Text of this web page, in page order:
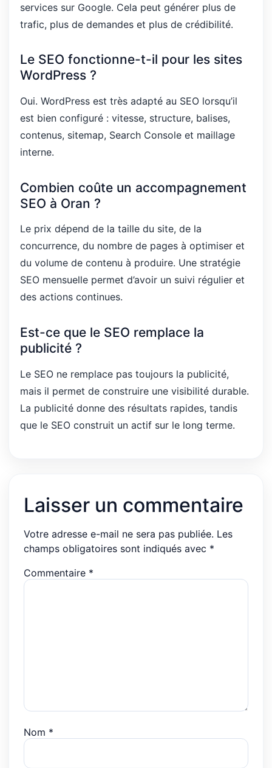
services sur Google. Cela peut générer plus de
trafic, plus de demandes et plus de crédibilité.
Le SEO fonctionne-t-il pour les sites
WordPress ?
Oui. WordPress est très adapté au SEO lorsqu’il
est bien configuré : vitesse, structure, balises,
contenus, sitemap, Search Console et maillage
interne.
Combien coûte un accompagnement
SEO à Oran ?
Le prix dépend de la taille du site, de la
concurrence, du nombre de pages à optimiser et
du volume de contenu à produire. Une stratégie
SEO mensuelle permet d’avoir un suivi régulier et
des actions continues.
Est-ce que le SEO remplace la
publicité ?
Le SEO ne remplace pas toujours la publicité,
mais il permet de construire une visibilité durable.
La publicité donne des résultats rapides, tandis
que le SEO construit un actif sur le long terme.
Laisser un commentaire
Votre adresse e-mail ne sera pas publiée. Les
champs obligatoires sont indiqués avec *
Commentaire *
Nom *